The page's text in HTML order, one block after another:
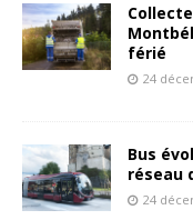
férié
24
Bus
réseau
24